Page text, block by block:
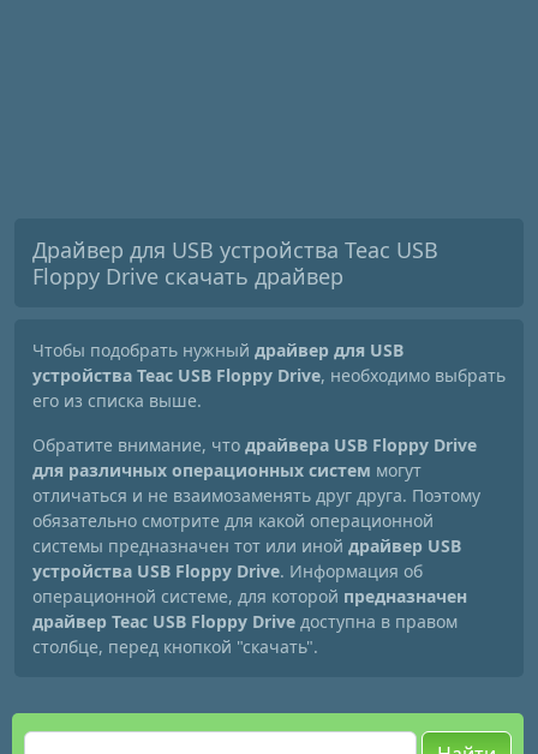
Драйвер для USB устройства Teac USB
Floppy Drive скачать драйвер
Чтобы подобрать нужный драйвер для USB
устройства Teac USB Floppy Drive, необходимо выбрать
его из списка выше.
Обратите внимание, что драйвера USB Floppy Drive
для различных операционных систем могут
отличаться и не взаимозаменять друг друга. Поэтому
обязательно смотрите для какой операционной
системы предназначен тот или иной драйвер USB
устройства USB Floppy Drive. Информация об
операционной системе, для которой предназначен
драйвер Teac USB Floppy Drive доступна в правом
столбце, перед кнопкой "скачать".